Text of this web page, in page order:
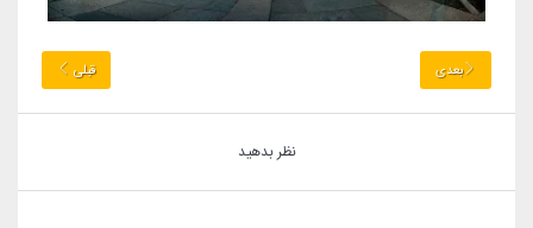
بعدی قبلی
نظر بدهید